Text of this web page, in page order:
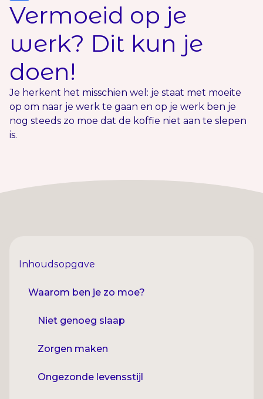
Vermoeid op je
werk? Dit kun je
doen!
Je herkent het misschien wel: je staat met moeite
op om naar je werk te gaan en op je werk ben je
nog steeds zo moe dat de koffie niet aan te slepen
is.
Inhoudsopgave
Waarom ben je zo moe?
Niet genoeg slaap
Zorgen maken
Ongezonde levensstijl